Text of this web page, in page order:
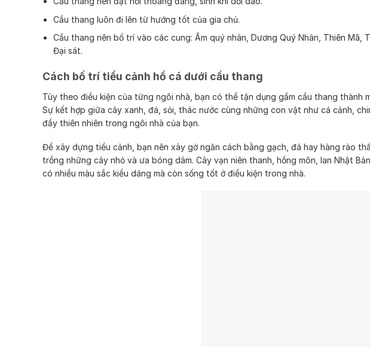
Cầu thang luôn đi lên từ hướng tốt của gia chủ.
Cầu thang nên bố trí vào các cung: Âm quý nhân, Dương Quý Nhân, Thiên Mã,
Đại sát.
Cách bố trí tiểu cảnh hồ cá dưới cầu thang
Tùy theo điều kiện của từng ngôi nhà, bạn có thể tận dụng gầm cầu thang thành
Sự kết hợp giữa cây xanh, đá, sỏi, thác nước cùng những con vật như cá cảnh,
đầy thiên nhiên trong ngôi nhà của bạn.
Để xây dựng tiểu cảnh, bạn nên xây gờ ngăn cách bằng gạch, đá hay hàng rào
trồng những cây nhỏ và ưa bóng dâm. Cây vạn niên thanh, hồng môn, lan Nhật
có nhiều màu sắc kiểu dáng mà còn sống tốt ở điều kiện trong nhà.